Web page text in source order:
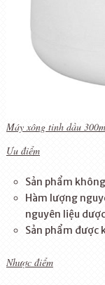
Máy xông tinh dầu
Ưu điểm
Sản phẩm
Hàm lượng
nguyên liệu
Sản phẩm được
Nhược điểm